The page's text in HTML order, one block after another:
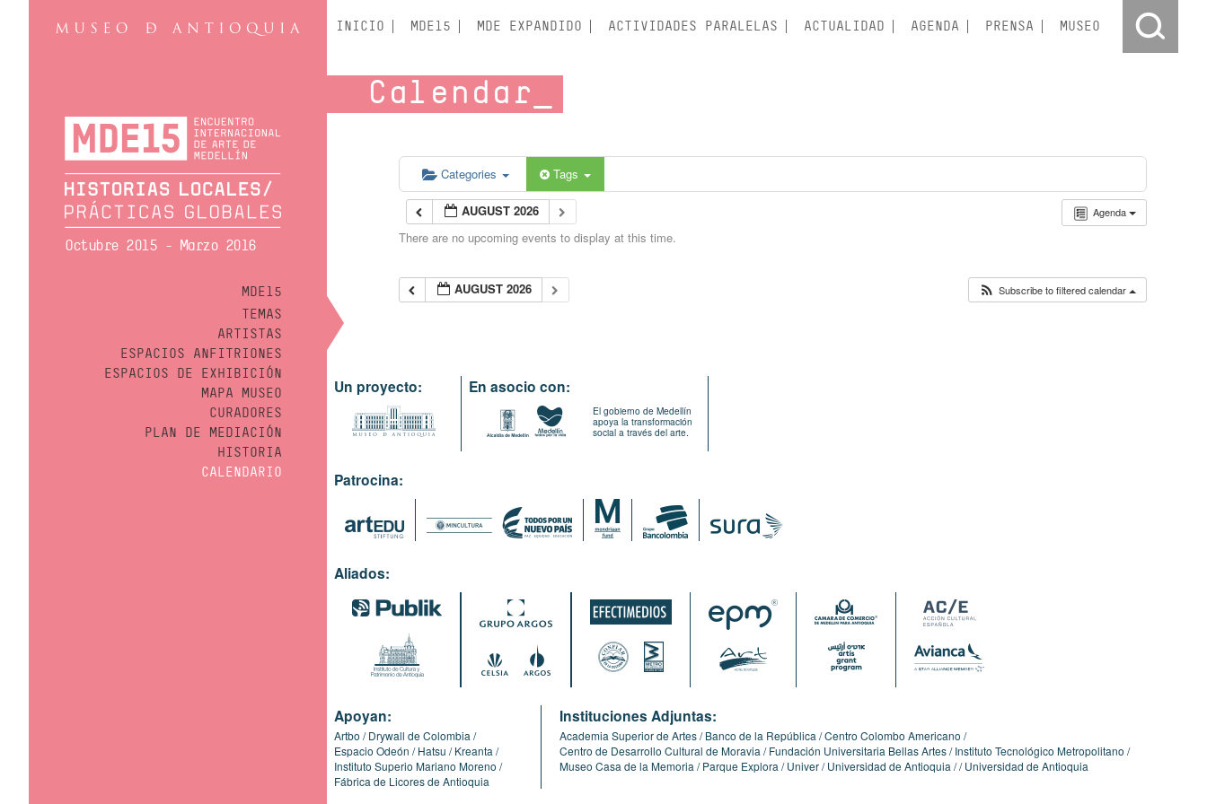
Octubre 2015 - Marzo 2016
MDE15
TEMAS
ARTISTAS
ESPACIOS ANFITRIONES
ESPACIOS DE EXHIBICIÓN
MAPA MUSEO
CURADORES
PLAN DE MEDIACIÓN
HISTORIA
CALENDARIO
INICIO MDE15 MDE EXPANDIDO ACTIVIDADES PARALELAS ACTUALIDAD AGENDA PRENSA MUSEO
Calendar
Categories Tags
Agenda
AUGUST 2026
There are no upcoming events to display at this time.
AUGUST 2026 Subscribe to filtered calendar
Un proyecto: En asocio con:
El gobierno de Medellín
apoya la transformación
social a través del arte.
Patrocina:
Aliados:
Apoyan:
Artbo
Drywall de Colombia
Espacio Odeón
Hatsu
Kreanta
Instituto Superio Mariano Moreno
Fábrica de Licores de Antioquia
Instituciones Adjuntas:
Academia Superior de Artes Banco de la República Centro Colombo Americano
Centro de Desarrollo Cultural de Moravia
Fundación Universitaria Bellas Artes Instituto Tecnológico Metropolitano
Museo Casa de la Memoria
Parque Explora Univer Universidad de Antioquia Universidad de Antioquia